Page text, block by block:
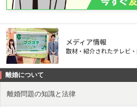
メディア情報
取材・紹介されたテレビ
離婚について
離婚問題の知識と法律